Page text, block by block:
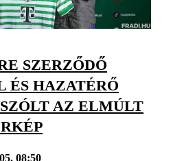
SZERZŐDŐ
ÉS HAZATÉRŐ
AZ ELMÚLT
08:50